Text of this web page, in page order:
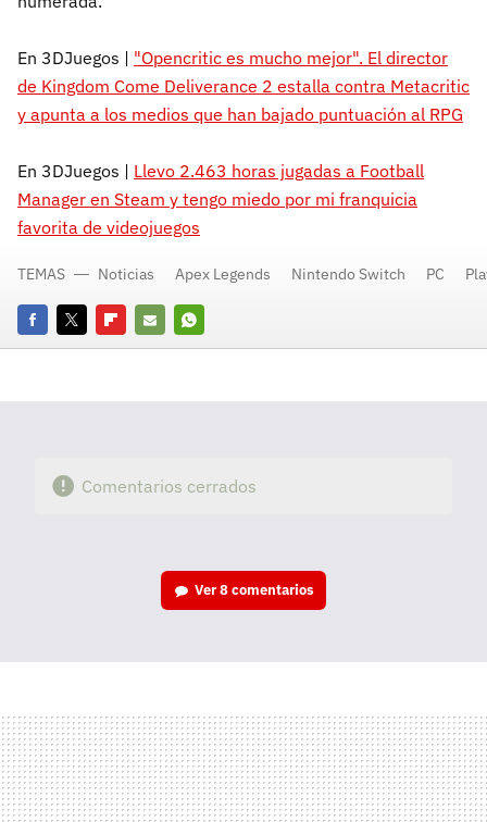
En 3DJuegos | "Opencritic es mucho mejor". El director
de Kingdom Come Deliverance 2 estalla contra Metacritic
y apunta a los medios que han bajado puntuación al RPG
En 3DJuegos | Llevo 2.463 horas jugadas a Football
Manager en Steam y tengo miedo por mi franquicia
favorita de videojuegos
FacebookTwitterFlipboard
E-
Whatsapp
TEMAS Noticias Apex Legends Nintendo Switch PC
Comentarios cerrados
Ver8 comentarios